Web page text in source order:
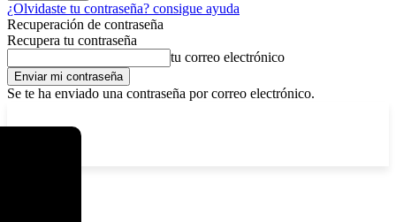
¿Olvidaste tu contraseña? consigue ayuda
Recuperación de contraseña
Recupera tu contraseña
tu correo electrónico
Se te ha enviado una contraseña por correo electrónico.